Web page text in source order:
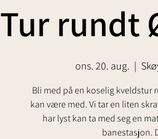
Tur rundt
ons. 20. aug.
  |
Bli med på en koselig kveldstur
kan være med. Vi tar en liten
har lyst kan ta med seg en
banestasjon.